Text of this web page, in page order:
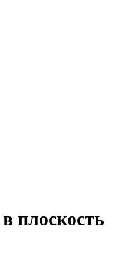
плоскость